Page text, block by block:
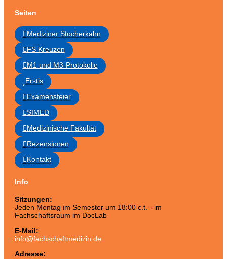
Seiten
Mediziner Stocherkahn
FS Kreuzen
M1 und M3-Protokolle
Erstis
Examensfeier
SIMED
Medizinische Fakultät
Rezensionen
Kontakt
Info
Sitzungen:
Jeden Montag im Semester um 18:00 c.t. - im
Fachschaftsraum im DocLab
E-Mail:
info@fachschaftmedizin.de
Adresse: